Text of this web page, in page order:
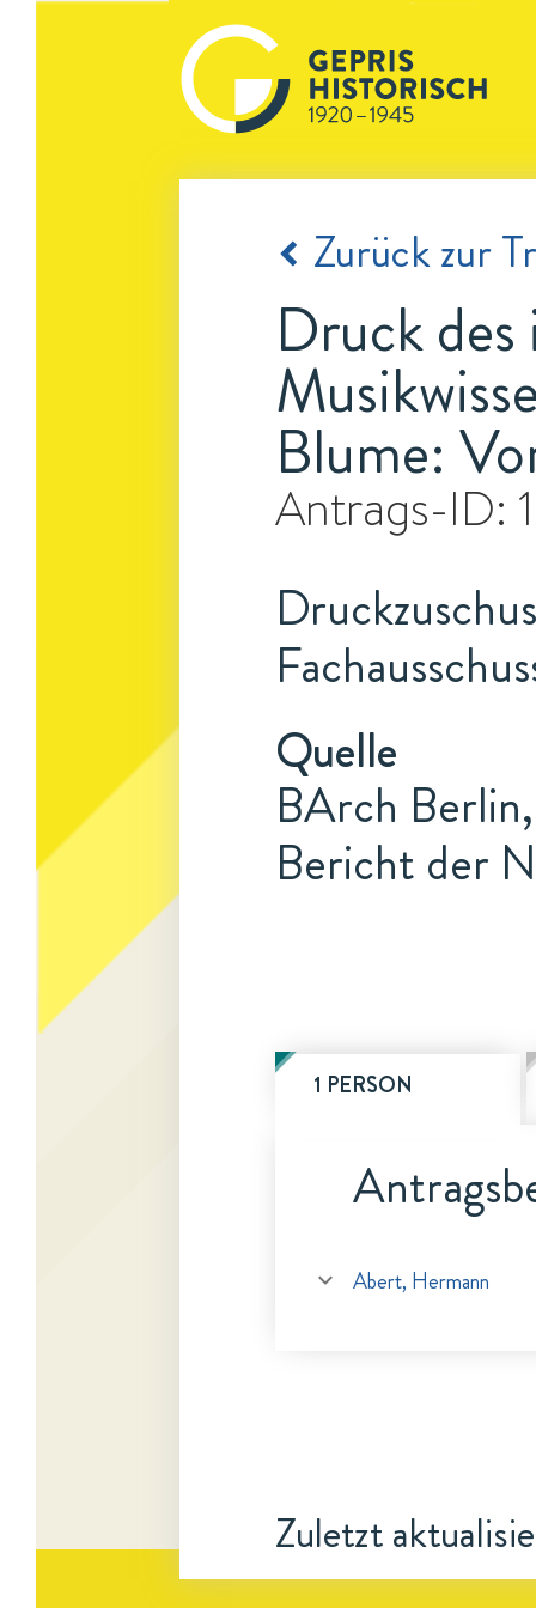
Zurück zur
Druck
Blume:
Antrags-ID:
Quelle
BArch
Bericht der
1 PERSON
Abert, Hermann
Zuletzt